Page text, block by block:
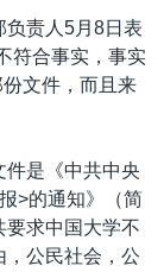
负责人5月8日表
符合事实，事实
文件，而且来
件是《中共中央
>的通知》（简
要求中国大学不
，公民社会，公